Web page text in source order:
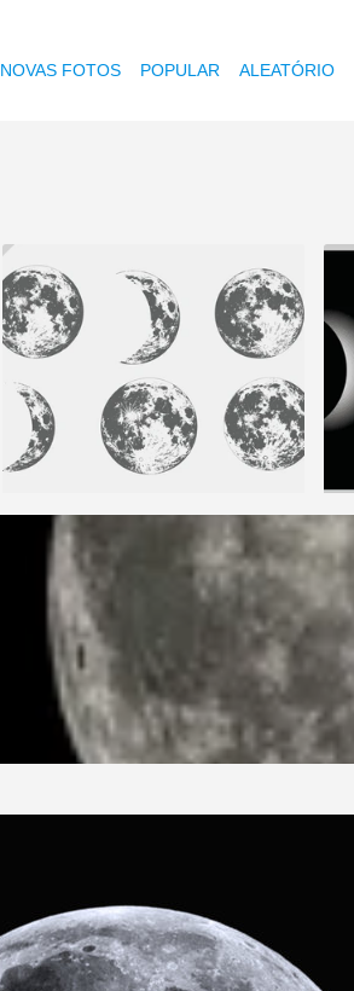
NOVAS FOTOS POPULAR ALEATÓRIO